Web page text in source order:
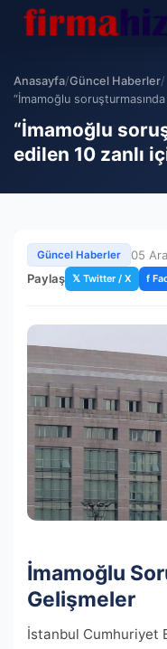
Anasayfa/Güncel Haberler/
“İmamoğlu
“İmamoğlu
edilen 10 zanlı
Güncel Haberler
05
Paylaş 𝕏 Twitter / X f
İmamoğlu
Gelişmeler
İstanbul Cumhuriyet